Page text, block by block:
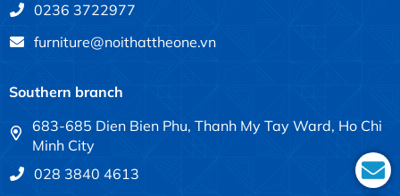
0236 3722977
furniture@noithattheone.vn
Southern branch
683-685 Dien Bien Phu, Thanh My Tay Ward, Ho Chi
Minh City
028 3840 4613